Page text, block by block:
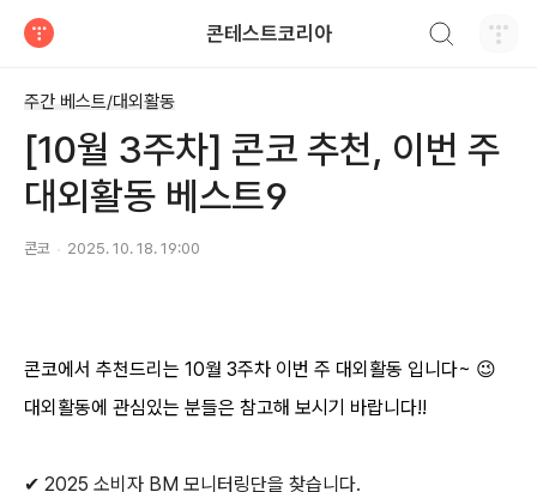
콘테스트코리아
주간 베스트/대외활동
[10월 3주차] 콘코 추천, 이번 주
대외활동 베스트9
콘코 2025. 10. 18. 19:00
콘코에서 추천드리는 10월 3주차 이번 주 대외활동 입니다~ 😉
대외활동에 관심있는 분들은 참고해 보시기 바랍니다!!
✔ 2025 소비자 BM 모니터링단을 찾습니다.